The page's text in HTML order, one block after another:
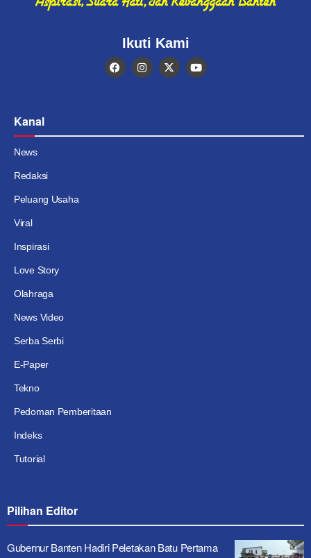
Ikuti Kami
Kanal
News
Redaksi
Peluang Usaha
Viral
Inspirasi
Love Story
Olahraga
News Video
Serba Serbi
E-Paper
Tekno
Pedoman Pemberitaan
Indeks
Tutorial
Pilihan Editor
Gubernur Banten Hadiri Peletakan Batu Pertama